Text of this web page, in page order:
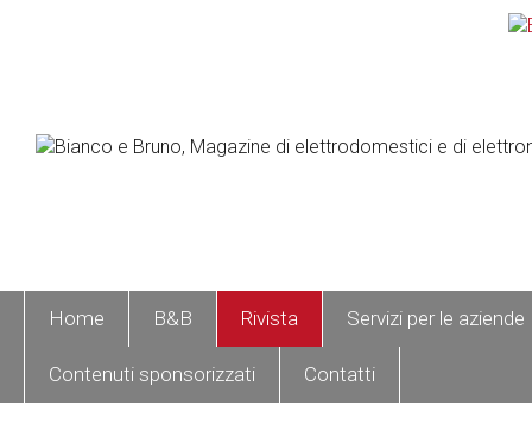
Home B&B Rivista Servizi per le aziende
Contenuti sponsorizzati Contatti